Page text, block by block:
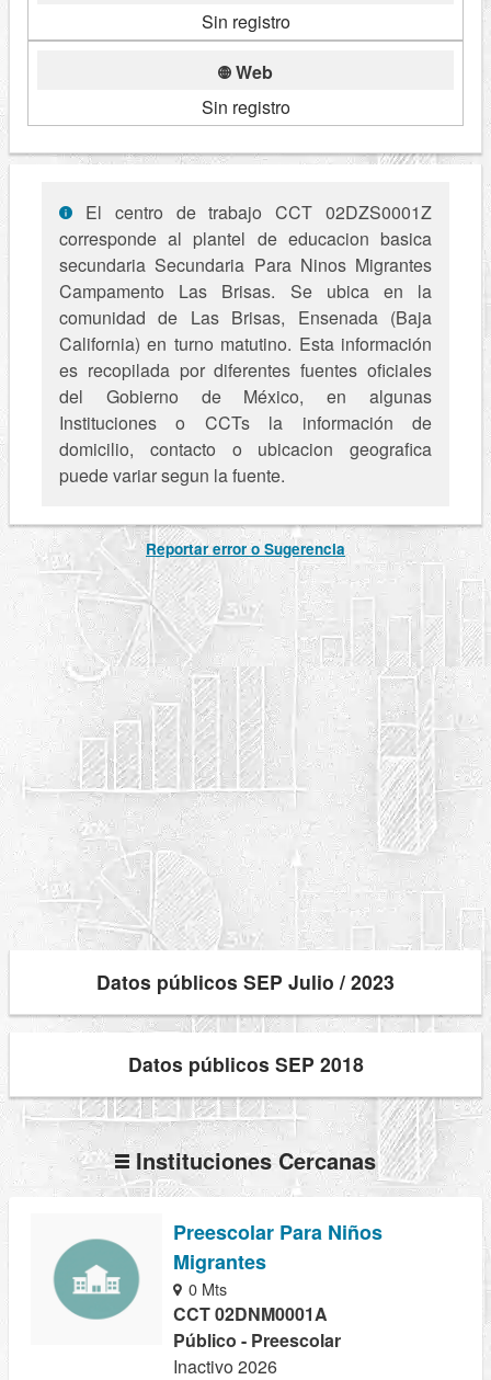
Sin registro
Web
Sin registro
El centro de trabajo CCT 02DZS0001Z
corresponde al plantel de educacion basica
secundaria Secundaria Para Ninos Migrantes
Campamento Las Brisas. Se ubica en la
comunidad de Las Brisas, Ensenada (Baja
California) en turno matutino. Esta información
es recopilada por diferentes fuentes oficiales
del Gobierno de México, en algunas
Instituciones o CCTs la información de
domicilio, contacto o ubicacion geografica
puede variar segun la fuente.
Reportar error o Sugerencia
Datos públicos SEP Julio / 2023
Datos públicos SEP 2018
Instituciones Cercanas
Preescolar Para Niños
Migrantes
0 Mts
CCT 02DNM0001A
Público - Preescolar
Inactivo 2026